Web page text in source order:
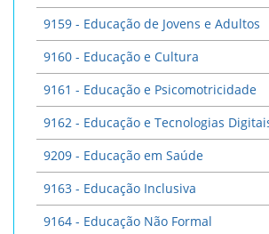
9159 - Educação de Jovens e Adultos
9160 - Educação e Cultura
9161 - Educação e Psicomotricidade
9162 - Educação e Tecnologias
9209 - Educação em Saúde
9163 - Educação Inclusiva
9164 - Educação Não Formal